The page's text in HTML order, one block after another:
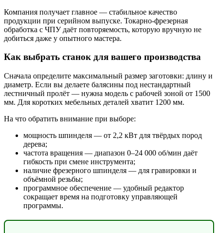
Компания получает главное — стабильное качество
продукции при серийном выпуске. Токарно-фрезерная
обработка с ЧПУ даёт повторяемость, которую вручную не
добиться даже у опытного мастера.
Как выбрать станок для вашего производства
Сначала определите максимальный размер заготовки: длину и
диаметр. Если вы делаете балясины под нестандартный
лестничный пролёт — нужна модель с рабочей зоной от 1500
мм. Для коротких мебельных деталей хватит 1200 мм.
На что обратить внимание при выборе:
мощность шпинделя — от 2,2 кВт для твёрдых пород
дерева;
частота вращения — диапазон 0–24 000 об/мин даёт
гибкость при смене инструмента;
наличие фрезерного шпинделя — для гравировки и
объёмной резьбы;
программное обеспечение — удобный редактор
сокращает время на подготовку управляющей
программы.